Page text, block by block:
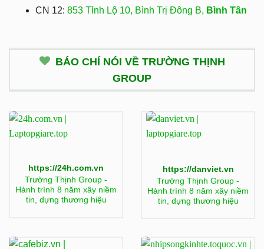
CN 12: 853 Tỉnh Lộ 10, Bình Trị Đông B, Bình Tân
BÁO CHÍ NÓI VỀ TRƯỜNG THỊNH
GROUP
https://24h.com.vn
Trường Thịnh Group -
Hành trình 8 năm xây niềm
tin, dựng thương hiệu
https://danviet.vn
Trường Thịnh Group -
Hành trình 8 năm xây niềm
tin, dựng thương hiệu